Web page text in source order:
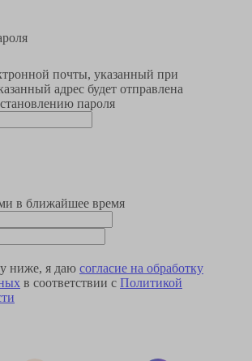
почты, указанный при
адрес будет отправлена
пароля
в ближайшее время
ниже, я даю согласие на обработку
в соответствии с Политикой